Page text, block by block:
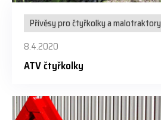
Přívěsy pro čtyřkolky a malotraktory
8.4.2020
ATV čtyřkolky